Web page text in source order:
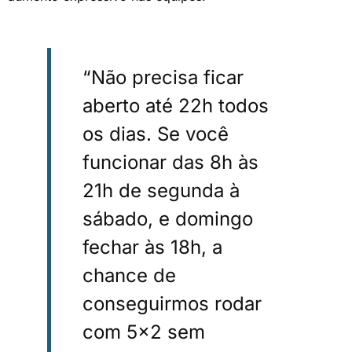
“Não precisa ficar
aberto até 22h todos
os dias. Se você
funcionar das 8h às
21h de segunda à
sábado, e domingo
fechar às 18h, a
chance de
conseguirmos rodar
com 5×2 sem